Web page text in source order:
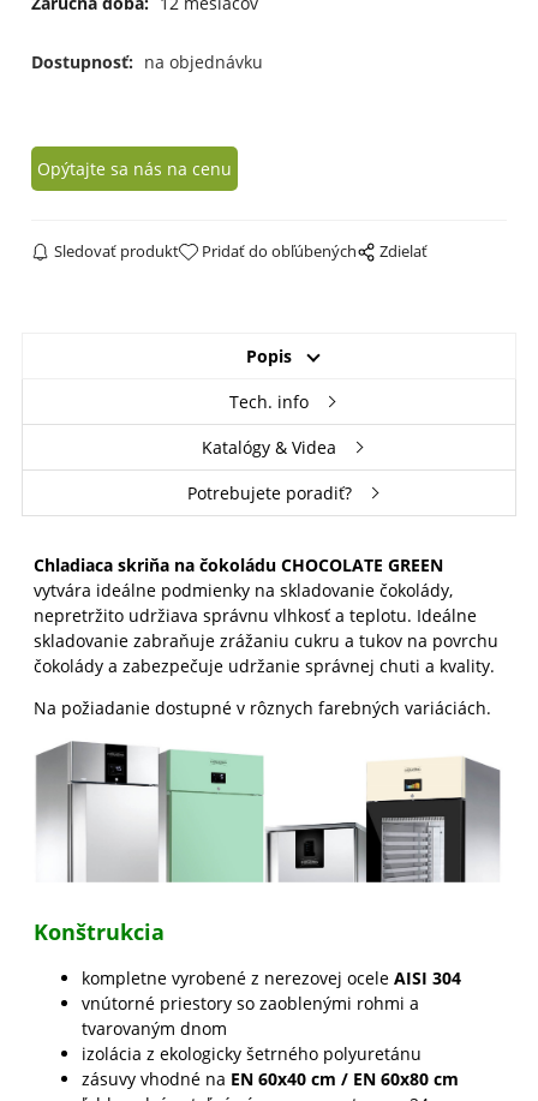
Dostupnosť: na objednávku
Opýtajte sa nás na cenu
Sledovať produkt Pridať do obľúbených Zdielať
Popis
Tech. info
Katalógy & Videa
Potrebujete poradiť?
Chladiaca skriňa na čokoládu CHOCOLATE GREEN
vytvára ideálne podmienky na skladovanie čokolády,
nepretržito udržiava správnu vlhkosť a teplotu. Ideálne
skladovanie zabraňuje zrážaniu cukru a tukov na povrchu
čokolády a zabezpečuje udržanie správnej chuti a kvality.
Na požiadanie dostupné v rôznych farebných variáciách.
Konštrukcia
kompletne vyrobené z nerezovej ocele AISI 304
vnútorné priestory so zaoblenými rohmi a
tvarovaným dnom
izolácia z ekologicky šetrného polyuretánu
zásuvy vhodné na EN 60x40 cm / EN 60x80 cm